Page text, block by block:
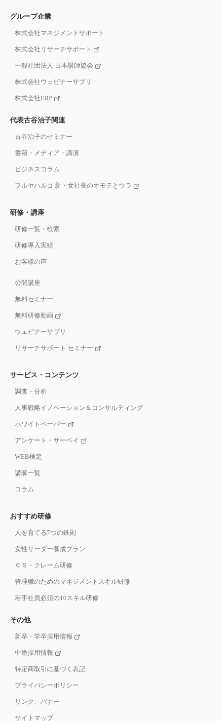
グループ企業
株式会社マネジメントサポート
株式会社リサーチサポート
一般社団法人 日本講師協会
株式会社ウェビナーサプリ
株式会社ERP
代表古谷治子関連
古谷治子のセミナー
書籍・メディア・講演
ビジネスコラム
フルヤハルコ 新・女社長のオモテとウラ
研修・講座
研修一覧・検索
研修導入実績
お客様の声
公開講座
無料セミナー
無料研修動画
ウェビナーサプリ
リサーチサポート セミナー
サービス・コンテンツ
調査・分析
人事戦略イノベーション＆コンサルティング
ホワイトペーパー
アンケート・サーベイ
WEB検定
講師一覧
コラム
おすすめ研修
人を育てる7つの鉄則
女性リーダー養成プラン
ＣＳ・クレーム研修
管理職のためのマネジメントスキル研修
若手社員必須の10スキル研修
その他
新卒・学卒採用情報
中途採用情報
特定商取引に基づく表記
プライバシーポリシー
リンク、バナー
サイトマップ